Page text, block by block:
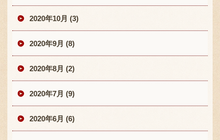
2020年10月 (3)
2020年9月 (8)
2020年8月 (2)
2020年7月 (9)
2020年6月 (6)